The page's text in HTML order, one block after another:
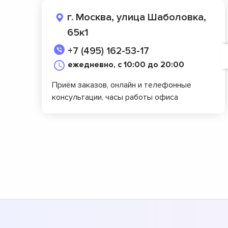
г. Москва, улица Шаболовка,
65к1
+7 (495) 162-53-17
ежедневно, с 10:00 до 20:00
Приём заказов, онлайн и телефонные
консультации, часы работы офиса